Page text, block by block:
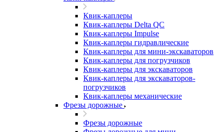
Квик-каплеры
Квик-каплеры Delta QC
Квик-каплеры Impulse
Квик-каплеры гидравлические
Квик-каплеры для мини-экскаваторов
Квик-каплеры для погрузчиков
Квик-каплеры для экскаваторов
Квик-каплеры для экскаваторов-
погрузчиков
Квик-каплеры механические
Фрезы дорожные
Фрезы дорожные